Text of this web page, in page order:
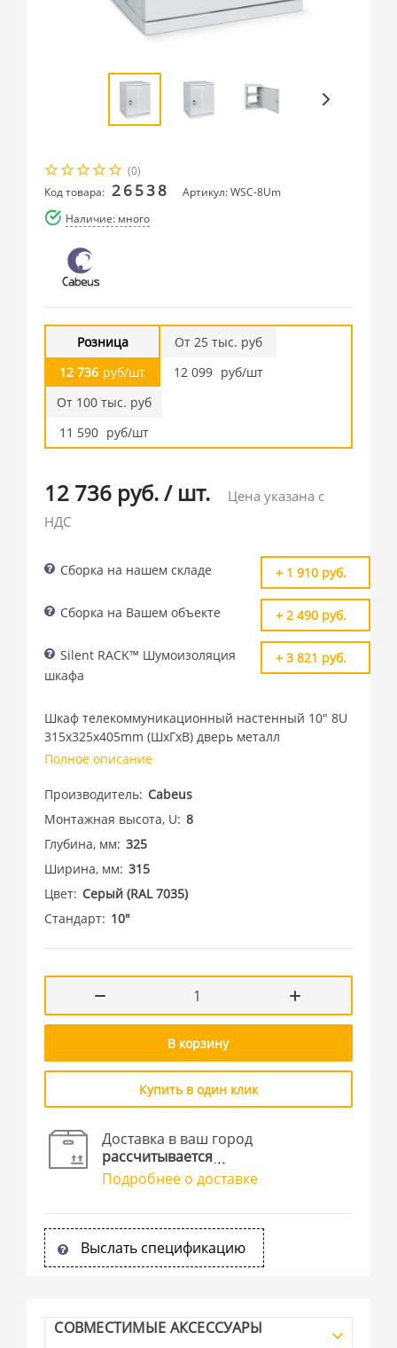
(0)
Код товара: 26538
Артикул: WSC-8Um
Наличие: много
Розница
12 736 руб/шт
От 25 тыс. руб
12 099 руб/шт
От 100 тыс. руб
11 590 руб/шт
12 736 руб./ шт.
Цена указана с
НДС
Сборка на нашем складе + 1 910 руб.
Сборка на Вашем объекте + 2 490 руб.
Silent RACK™ Шумоизоляция
шкафа
+ 3 821 руб.
Шкаф телекоммуникационный настенный 10" 8U
315x325x405mm (ШхГхВ) дверь металл
Полное описание
Производитель Cabeus
Монтажная высота, U 8
Глубина, мм 325
Ширина, мм 315
Цвет Cерый (RAL 7035)
Стандарт 10"
В корзину
Купить в один клик
Доставка в ваш город
рассчитывается
Подробнее о доставке
Выслать спецификацию
СОВМЕСТИМЫЕ АКСЕССУАРЫ